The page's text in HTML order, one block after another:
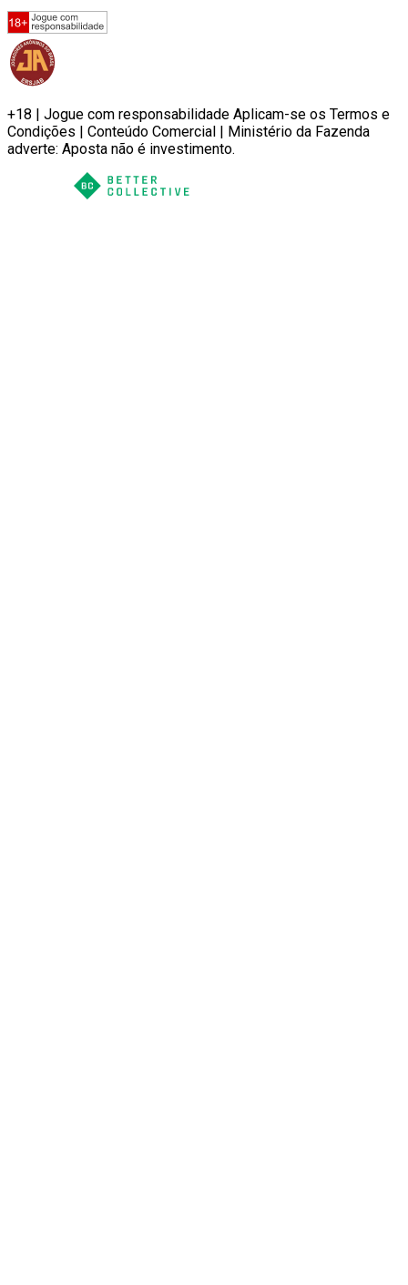
+18 | Jogue com responsabilidade Aplicam-se os Termos e
Condições | Conteúdo Comercial | Ministério da Fazenda
adverte: Aposta não é investimento.